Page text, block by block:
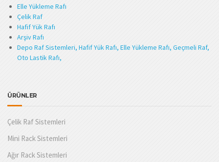
Elle Yükleme Rafı
Çelik Raf
Hafif Yük Rafı
Arşiv Rafı
Depo Raf Sistemleri, Hafif Yük Rafı, Elle Yükleme Rafı, Geçmeli Raf,
Oto Lastik Rafı,
ÜRÜNLER
Çelik Raf Sistemleri
Mini Rack Sistemleri
Ağır Rack Sistemleri